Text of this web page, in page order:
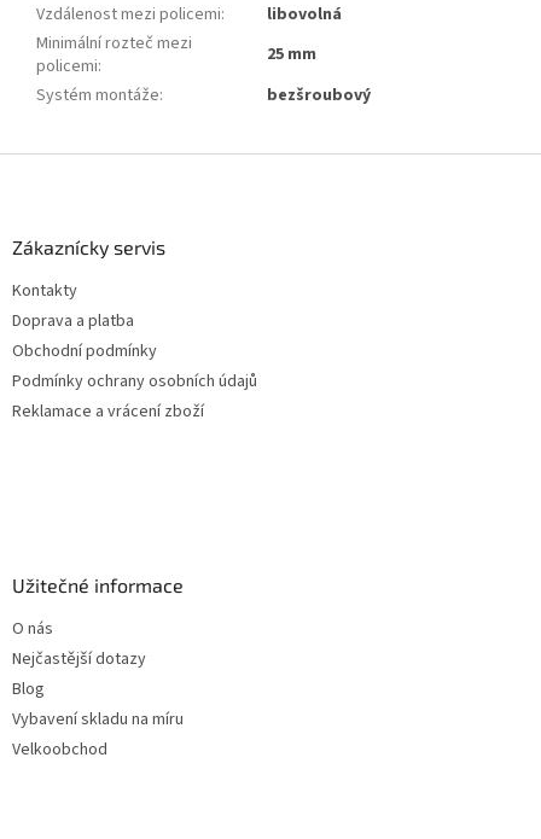
Vzdálenost mezi policemi:
libovolná
Minimální rozteč mezi
policemi:
25 mm
Systém montáže: bezšroubový
Zákaznícky servis
Kontakty
Doprava a platba
Obchodní podmínky
Podmínky ochrany osobních údajů
Reklamace a vrácení zboží
Užitečné informace
O nás
Nejčastější dotazy
Blog
Vybavení skladu na míru
Velkoobchod